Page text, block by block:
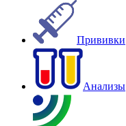
Прививки
Анализы